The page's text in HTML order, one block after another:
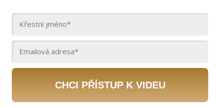
CHCI PŘÍSTUP K VIDEU